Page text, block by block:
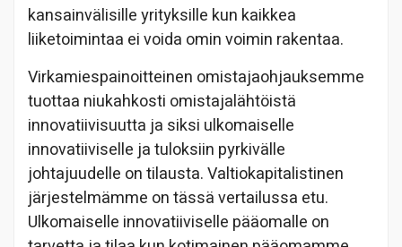
kansainvälisille yrityksille kun kaikkea
liiketoimintaa ei voida omin voimin rakentaa.
Virkamiespainoitteinen omistajaohjauksemme
tuottaa niukahkosti omistajalähtöistä
innovatiivisuutta ja siksi ulkomaiselle
innovatiiviselle ja tuloksiin pyrkivälle
johtajuudelle on tilausta. Valtiokapitalistinen
järjestelmämme on tässä vertailussa etu.
Ulkomaiselle innovatiiviselle pääomalle on